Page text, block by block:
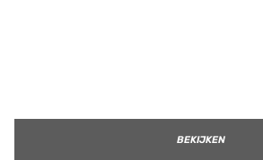
BEKIJKEN